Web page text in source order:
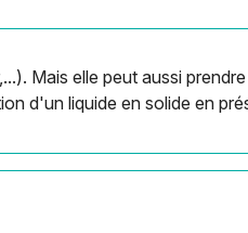
Mais elle peut aussi
d'un liquide en solide en